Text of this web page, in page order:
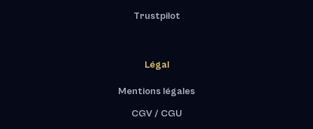
Trustpilot
Légal
Mentions légales
CGV / CGU